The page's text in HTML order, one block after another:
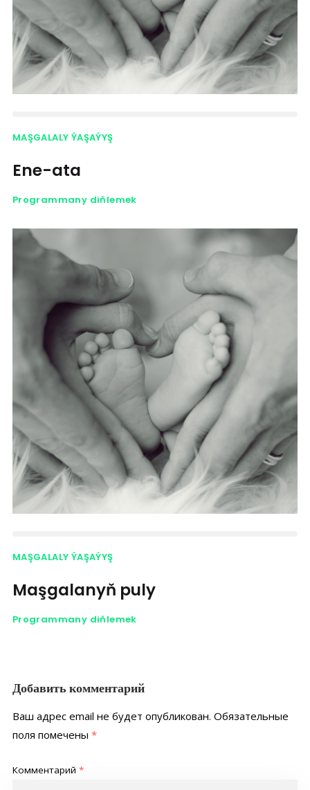
MAŞGALALY ÝAŞAÝYŞ
Ene-ata
Programmany diňlemek
MAŞGALALY ÝAŞAÝYŞ
Maşgalanyň puly
Programmany diňlemek
Добавить комментарий
Ваш адрес email не будет опубликован. Обязательные
поля помечены *
Комментарий *